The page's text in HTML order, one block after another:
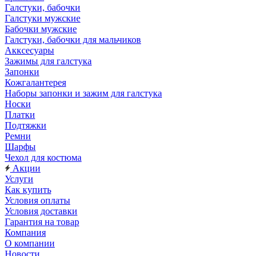
Галстуки, бабочки
Галстуки мужские
Бабочки мужские
Галстуки, бабочки для мальчиков
Акксесуары
Зажимы для галстука
Запонки
Кожгалантерея
Наборы запонки и зажим для галстука
Носки
Платки
Подтяжки
Ремни
Шарфы
Чехол для костюма
Акции
Услуги
Как купить
Условия оплаты
Условия доставки
Гарантия на товар
Компания
О компании
Новости